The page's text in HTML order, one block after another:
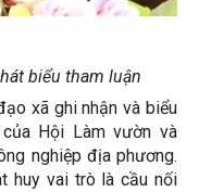
biểu tham luận
xã ghi nhận và biểu
Hội Làm vườn và
nghiệp địa phương.
huy vai trò là cầu nối